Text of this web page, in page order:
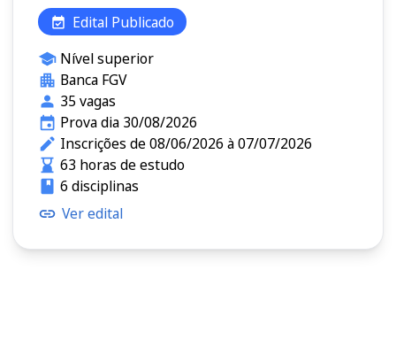
Edital Publicado
Nível superior
Banca FGV
35 vagas
Prova dia 30/08/2026
Inscrições de 08/06/2026 à 07/07/2026
63 horas de estudo
6 disciplinas
Ver edital